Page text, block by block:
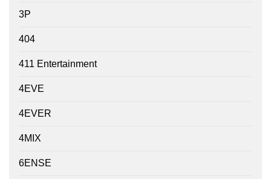
3P
404
411 Entertainment
4EVE
4EVER
4MIX
6ENSE